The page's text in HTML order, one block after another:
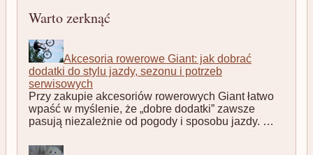
Warto zerknąć
Akcesoria rowerowe Giant: jak dobrać
dodatki do stylu jazdy, sezonu i potrzeb
serwisowych
Przy zakupie akcesoriów rowerowych Giant łatwo
wpaść w myślenie, że „dobre dodatki” zawsze
pasują niezależnie od pogody i sposobu jazdy. …